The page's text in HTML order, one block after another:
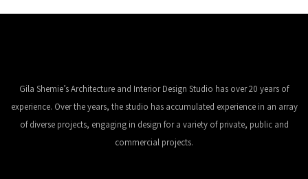
Gila Shemie’s Architecture and Interior Design Studio has over 20 years of
experience. Over the years, the studio has accumulated experience in an array
of diverse projects, engaging in design for a variety of private, public and
commercial projects.